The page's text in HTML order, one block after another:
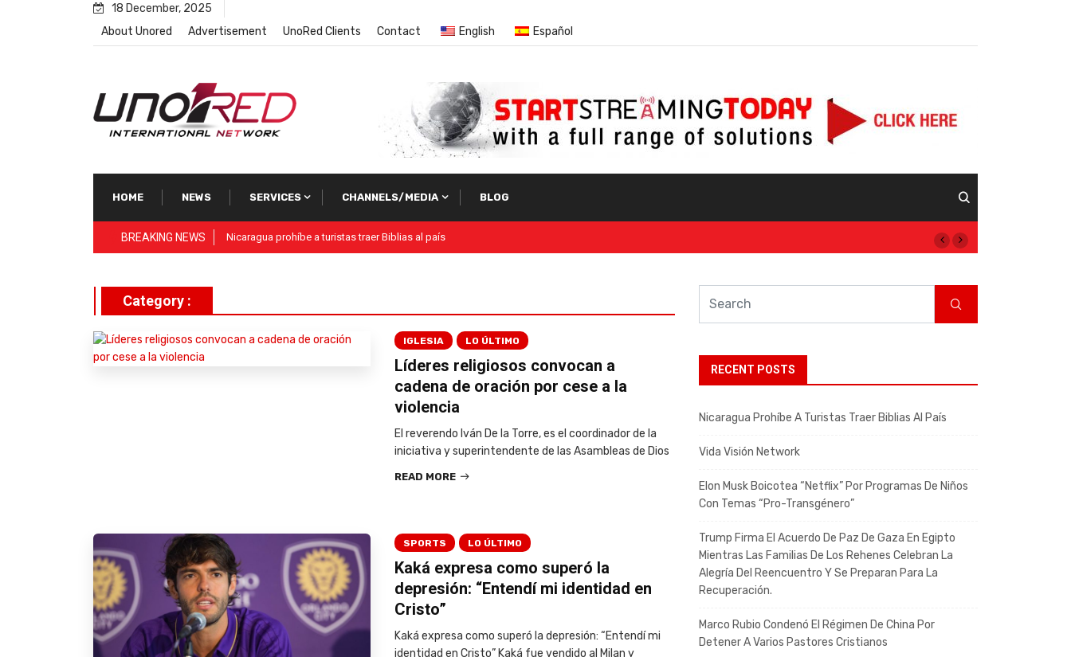
18 December, 2025
About Unored
Advertisement UnoRed Clients Contact English Español
HOME NEWS SERVICES CHANNELS/MEDIA BLOG
BREAKING NEWS Vida Visión Network
Category :
IGLESIA LO ÚLTIMO
Líderes religiosos convocan a
cadena de oración por cese a la
violencia
El reverendo Iván De la Torre, es el coordinador de la
iniciativa y superintendente de las Asambleas de Dios
READ MORE
SPORTS LO ÚLTIMO
Kaká expresa como superó la
depresión: “Entendí mi identidad en
Cristo”
Kaká expresa como superó la depresión: “Entendí mi
identidad en Cristo” Kaká fue vendido al Milan y
RECENT POSTS
Nicaragua Prohíbe A Turistas Traer Biblias Al País
Vida Visión Network
Elon Musk Boicotea “Netflix” Por Programas De Niños
Con Temas “pro-Transgénero”
Trump Firma El Acuerdo De Paz De Gaza En Egipto
Mientras Las Familias De Los Rehenes Celebran La
Alegría Del Reencuentro Y Se Preparan Para La
Recuperación.
Marco Rubio Condenó El Régimen De China Por
Detener A Varios Pastores Cristianos